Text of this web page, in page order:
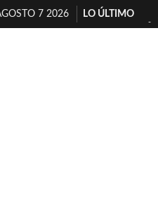
7 2026
LO ÚLTIMO